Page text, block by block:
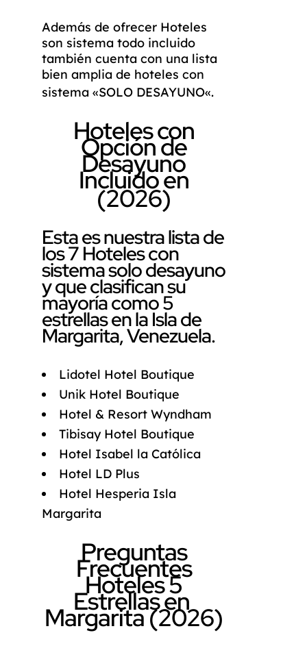
Además de ofrecer Hoteles
son sistema todo incluido
también cuenta con una lista
bien amplia de hoteles con
sistema «SOLO DESAYUNO«.
Hoteles con
Opción de
Desayuno
Incluido en
(2026)
Esta es nuestra lista de
los 7 Hoteles con
sistema solo desayuno
y que clasifican su
mayoría como 5
estrellas en la Isla de
Margarita, Venezuela.
Lidotel Hotel Boutique
Unik Hotel Boutique
Hotel & Resort Wyndham
Tibisay Hotel Boutique
Hotel Isabel la Católica
Hotel LD Plus
Hotel Hesperia Isla
Margarita
Preguntas
Frecuentes
Hoteles 5
Estrellas en
Margarita (2026)